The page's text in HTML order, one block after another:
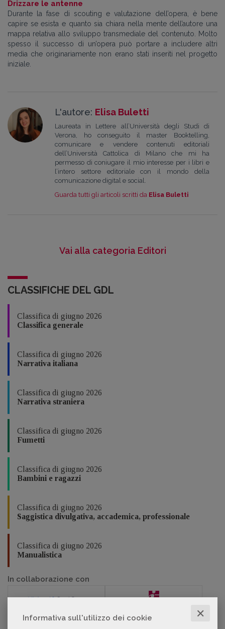
Informativa sull'utilizzo dei cookie ✕
Drizzare le antenne
Durante la fase di scouting e valutazione dell’opera, è bene
capire se esista e quanto sia chiara nella mente dell’autore una
mappa relativa allo sviluppo transmediale del contenuto. Molto
spesso il successo di un’opera può portare a includere altri
media che originariamente non erano stati inseriti nel progetto
iniziale.
L'autore: Elisa Buletti
Laureata in Lettere all’Università degli Studi di
Verona, ho conseguito il master Booktelling,
comunicare e vendere contenuti editoriali
dell’Università Cattolica di Milano che mi ha
permesso di coniugare il mio interesse per i libri e
l’intero settore editoriale con il mondo della
comunicazione digital e social.
Guarda tutti gli articoli scritti da Elisa Buletti
Vai alla categoria Editori
CLASSIFICHE DEL GDL
Classifica di giugno 2026
Classifica generale
Classifica di giugno 2026
Narrativa italiana
Classifica di giugno 2026
Narrativa straniera
Classifica di giugno 2026
Fumetti
Classifica di giugno 2026
Bambini e ragazzi
Classifica di giugno 2026
Saggistica divulgativa, accademica, professionale
Classifica di giugno 2026
Manualistica
In collaborazione con